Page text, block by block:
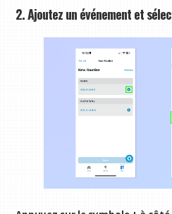
2. Ajoutez un événement et